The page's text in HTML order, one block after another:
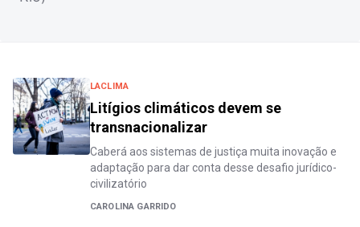
LACLIMA
Litígios climáticos devem se
transnacionalizar
Caberá aos sistemas de justiça muita inovação e
adaptação para dar conta desse desafio jurídico-
civilizatório
CAROLINA GARRIDO